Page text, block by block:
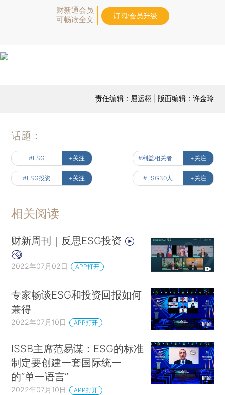
财新通会员
可畅读全文
订阅/会员升级
责任编辑：屈运栩 | 版面编辑：许金玲
话题：
#ESG +关注 #利益相关者经济 +关注
#ESG投资 +关注 #ESG30人 +关注
相关阅读
财新周刊｜反思ESG投资
2022年07月02日 APP打开
专家畅谈ESG和投资回报如何
兼得
2022年07月10日 APP打开
ISSB主席范易谋：ESG的标准
制定要创建一套国际统一
的“单一语言”
2022年07月10日 APP打开